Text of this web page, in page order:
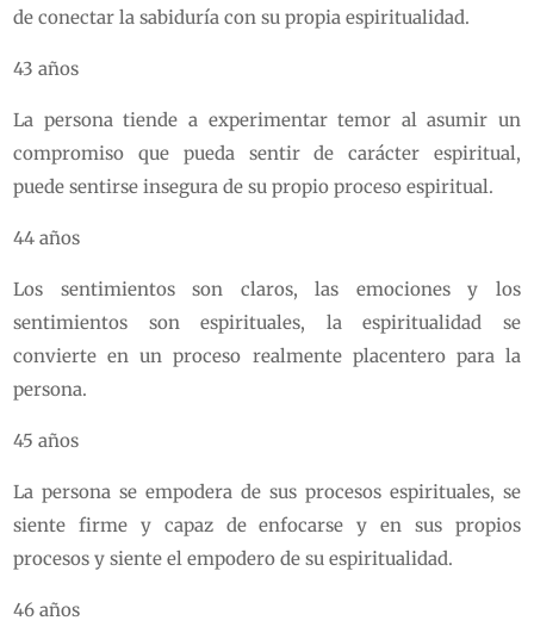
de conectar la sabiduría con su propia espiritualidad.
43 años
La persona tiende a experimentar temor al asumir un
compromiso que pueda sentir de carácter espiritual,
puede sentirse insegura de su propio proceso espiritual.
44 años
Los sentimientos son claros, las emociones y los
sentimientos son espirituales, la espiritualidad se
convierte en un proceso realmente placentero para la
persona.
45 años
La persona se empodera de sus procesos espirituales, se
siente firme y capaz de enfocarse y en sus propios
procesos y siente el empodero de su espiritualidad.
46 años